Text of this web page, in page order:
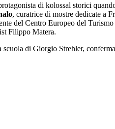
di kolossal storici
, curatrice di mostre dedicate a
del Centro Europeo del Turismo
Filippo Matera.
di Giorgio Strehler,